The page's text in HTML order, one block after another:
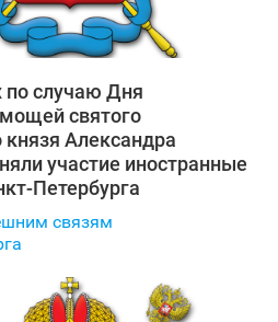
по случаю Дня
святого
князя Александра
участие иностранные
связям